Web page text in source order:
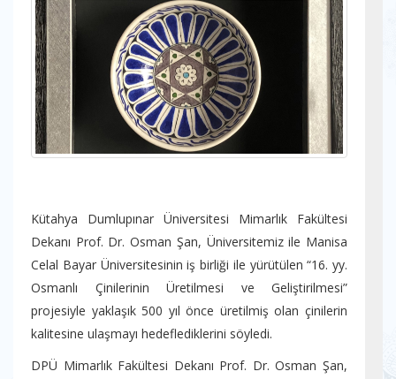
Kütahya Dumlupınar Üniversitesi Mimarlık Fakültesi
Dekanı Prof. Dr. Osman Şan, Üniversitemiz ile Manisa
Celal Bayar Üniversitesinin iş birliği ile yürütülen “16. yy.
Osmanlı Çinilerinin Üretilmesi ve Geliştirilmesi”
projesiyle yaklaşık 500 yıl önce üretilmiş olan çinilerin
kalitesine ulaşmayı hedeflediklerini söyledi.
DPÜ Mimarlık Fakültesi Dekanı Prof. Dr. Osman Şan,